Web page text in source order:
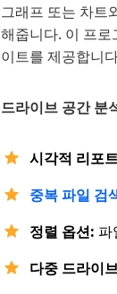
그래프 또는 차트
해줍니다. 이 프
이트를 제공합니
드라이브 공간 분
시각적 리포
중복 파일 검
정렬 옵션: 파
다중 드라이